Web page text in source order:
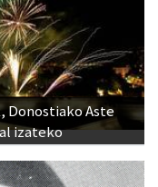
Donostiako Aste
izateko